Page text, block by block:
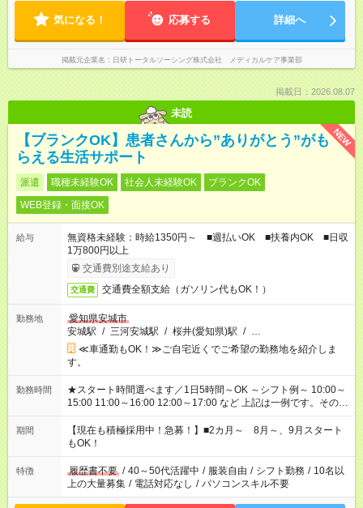
気になる！ 応募する 詳細へ
掲載元企業名 日研トータルソーシング株式会社 メディカルケア事業部
掲載日：2026.08.07
未読
NEW
【ブランクOK】患者さんから”ありがとう”がも
らえる生活サポート
派遣 職種未経験OK 社会人未経験OK
ブランクOK
WEB登録・面接OK
給与
無資格未経験：時給1350円～ ■週払いOK ■扶養内OK ■日収
1万800円以上
交通費別途支給あり
交通費 交通費全額支給（ガソリン代もOK！）
勤務地
愛知県安城市
安城駅 / 三河安城駅 / 桜井(愛知県)駅 / …
≪車通勤もOK！≫ご自宅近くでご希望の勤務地を紹介しま
す。
勤務時間
★スタート時間選べます／1日5時間～OK ～シフト例～ 10:00～
15:00 11:00～16:00 12:00～17:00 など 上記は一例です。その他
シフトもご相談ください。 ※Wワークの場合当社と合わせて法
定労働時間が週40時間を超えなければOKです。
期間
【現在も積極採用中！急募！】■2カ月～ 8月～、9月スタート
もOK！
特徴 履歴書不要 / 40～50代活躍中 / 服装自由 / シフト勤務 / 10名以
上の大量募集 / 電話対応なし / パソコンスキル不要